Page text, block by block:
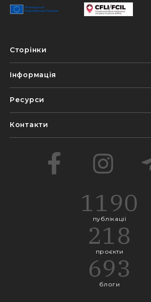
Сторінки
Інформація
Ресурси
Контакти
1190
публікації
218
проєкти
693
блоги